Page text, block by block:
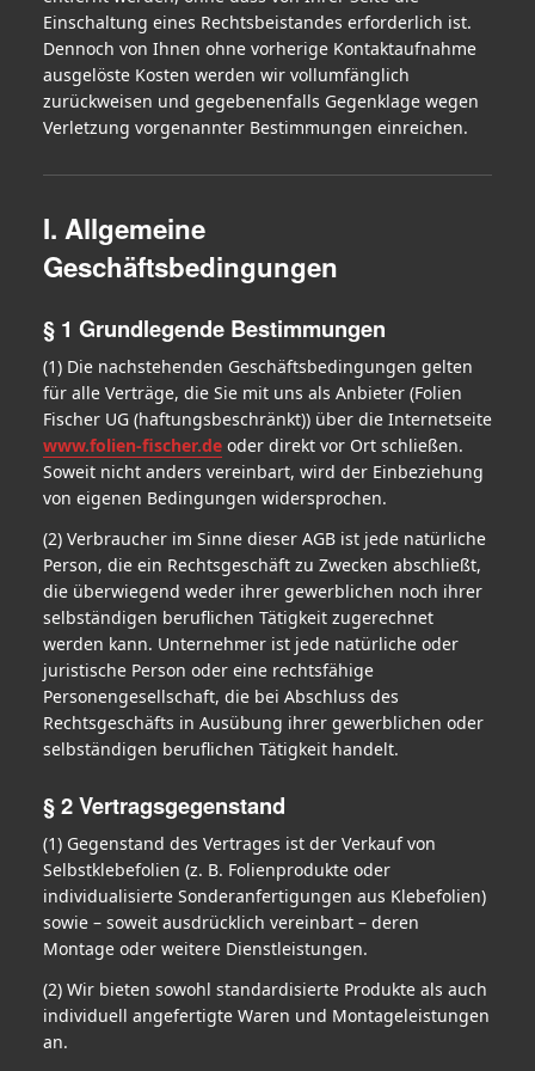
Einschaltung eines Rechtsbeistandes erforderlich ist.
Dennoch von Ihnen ohne vorherige Kontaktaufnahme
ausgelöste Kosten werden wir vollumfänglich
zurückweisen und gegebenenfalls Gegenklage wegen
Verletzung vorgenannter Bestimmungen einreichen.
I. Allgemeine
Geschäftsbedingungen
§ 1 Grundlegende Bestimmungen
(1) Die nachstehenden Geschäftsbedingungen gelten
für alle Verträge, die Sie mit uns als Anbieter (Folien
Fischer UG (haftungsbeschränkt)) über die Internetseite
www.folien-fischer.de oder direkt vor Ort schließen.
Soweit nicht anders vereinbart, wird der Einbeziehung
von eigenen Bedingungen widersprochen.
(2) Verbraucher im Sinne dieser AGB ist jede natürliche
Person, die ein Rechtsgeschäft zu Zwecken abschließt,
die überwiegend weder ihrer gewerblichen noch ihrer
selbständigen beruflichen Tätigkeit zugerechnet
werden kann. Unternehmer ist jede natürliche oder
juristische Person oder eine rechtsfähige
Personengesellschaft, die bei Abschluss des
Rechtsgeschäfts in Ausübung ihrer gewerblichen oder
selbständigen beruflichen Tätigkeit handelt.
§ 2 Vertragsgegenstand
(1) Gegenstand des Vertrages ist der Verkauf von
Selbstklebefolien (z. B. Folienprodukte oder
individualisierte Sonderanfertigungen aus Klebefolien)
sowie – soweit ausdrücklich vereinbart – deren
Montage oder weitere Dienstleistungen.
(2) Wir bieten sowohl standardisierte Produkte als auch
individuell angefertigte Waren und Montageleistungen
an.